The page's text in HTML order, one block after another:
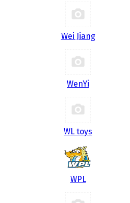
Wei Jiang
WenYi
WL toys
WPL